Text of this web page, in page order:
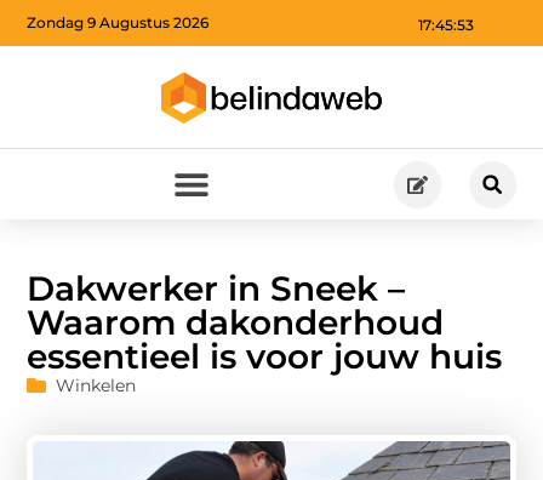
17:45:55
Zondag 9 Augustus 2026
Dakwerker in Sneek –
Waarom dakonderhoud
essentieel is voor jouw huis
Winkelen